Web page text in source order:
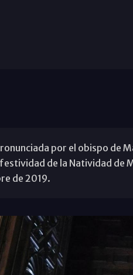
por el obispo de
de la Natividad de
de 2019.